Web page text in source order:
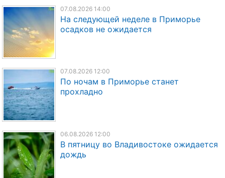
07.08.2026 14:00
На следующей неделе в Приморье
осадков не ожидается
07.08.2026 12:00
По ночам в Приморье станет
прохладно
06.08.2026 12:00
В пятницу во Владивостоке ожидается
дождь